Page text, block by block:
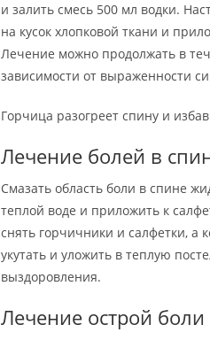
и залить смесь 500 мл водки.
на кусок хлопковой ткани и
Лечение можно продолжать в
зависимости от выраженности
Горчица разогреет спину и
Лечение болей в
Смазать область боли в спине
теплой воде и приложить к
снять горчичники и салфетки, а
укутать и уложить в теплую
выздоровления.
Лечение острой